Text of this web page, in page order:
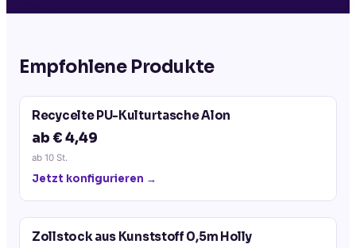
Empfohlene Produkte
Recycelte PU-Kulturtasche Alon
ab € 4,49
ab 10 St.
Jetzt konfigurieren →
Zollstock aus Kunststoff 0,5m Holly